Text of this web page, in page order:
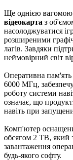
Ще однією вагомою
відеокарта з
насолоджуватися
розширеними
лагів. Завдяки
неймовірний світ
Оперативна
6000 МГц,
роботу системи
означає, що
навіть при
Комп'ютер
обсягом 2 TB, який
завантаження
будь-якого софту.